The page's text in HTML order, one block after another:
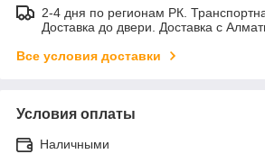
2-4 дня по регионам РК.
Доставка до двери. Доставка с
Все условия доставки
Условия оплаты
Наличными